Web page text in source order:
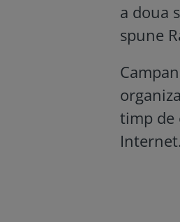
a doua
spune
timp de
Internet.